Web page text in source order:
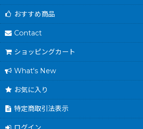
おすすめ商品
Contact
ショッピングカート
What's New
お気に入り
特定商取引法表示